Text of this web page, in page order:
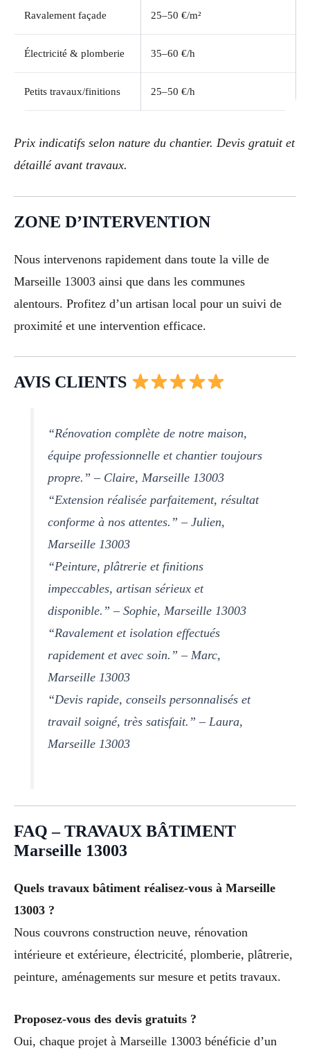
Ravalement façade 25–50 €/m²
Électricité & plomberie 35–60 €/h
Petits travaux/finitions 25–50 €/h
Prix indicatifs selon nature du chantier. Devis gratuit et
détaillé avant travaux.
ZONE D’INTERVENTION
Nous intervenons rapidement dans toute la ville de
Marseille 13003 ainsi que dans les communes
alentours. Profitez d’un artisan local pour un suivi de
proximité et une intervention efficace.
AVIS CLIENTS
“Rénovation complète de notre maison,
équipe professionnelle et chantier toujours
propre.” – Claire, Marseille 13003
“Extension réalisée parfaitement, résultat
conforme à nos attentes.” – Julien,
Marseille 13003
“Peinture, plâtrerie et finitions
impeccables, artisan sérieux et
disponible.” – Sophie, Marseille 13003
“Ravalement et isolation effectués
rapidement et avec soin.” – Marc,
Marseille 13003
“Devis rapide, conseils personnalisés et
travail soigné, très satisfait.” – Laura,
Marseille 13003
FAQ – TRAVAUX BÂTIMENT
Marseille 13003
Quels travaux bâtiment réalisez-vous à Marseille
13003 ?
Nous couvrons construction neuve, rénovation
intérieure et extérieure, électricité, plomberie, plâtrerie,
peinture, aménagements sur mesure et petits travaux.
Proposez-vous des devis gratuits ?
Oui, chaque projet à Marseille 13003 bénéficie d’un